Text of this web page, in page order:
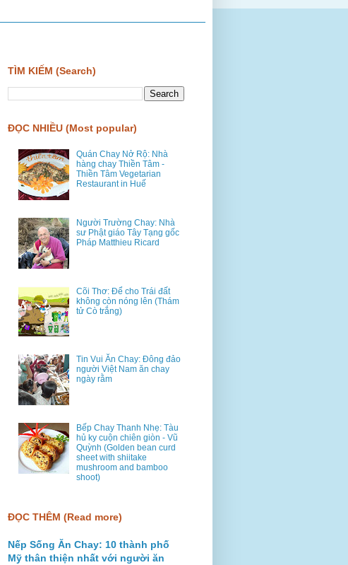
TÌM KIẾM (Search)
ĐỌC NHIỀU (Most popular)
Quán Chay Nở Rộ: Nhà
hàng chay Thiền Tâm -
Thiền Tâm Vegetarian
Restaurant in Huế
Người Trường Chay: Nhà
sư Phật giáo Tây Tạng gốc
Pháp Matthieu Ricard
Cõi Thơ: Để cho Trái đất
không còn nóng lên (Thám
tử Cò trắng)
Tin Vui Ăn Chay: Đông đảo
người Việt Nam ăn chay
ngày rằm
Bếp Chay Thanh Nhẹ: Tàu
hủ ky cuộn chiên giòn - Vũ
Quỳnh (Golden bean curd
sheet with shiitake
mushroom and bamboo
shoot)
ĐỌC THÊM (Read more)
Nếp Sống Ăn Chay: 10 thành phố
Mỹ thân thiện nhất với người ăn